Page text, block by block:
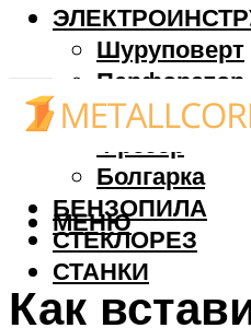
Шуруповерт
Перфоратор
Дрель
Фрезер
Болгарка
БЕНЗОПИЛА
СТЕКЛОРЕЗ
СТАНКИ
МЕНЮ
Как